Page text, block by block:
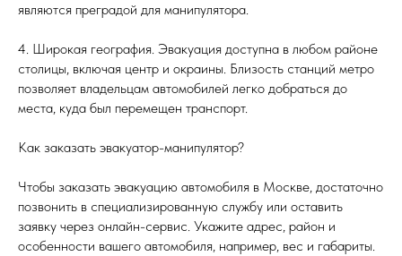
являются преградой для манипулятора.
4. Широкая география. Эвакуация доступна в любом районе
столицы, включая центр и окраины. Близость станций метро
позволяет владельцам автомобилей легко добраться до
места, куда был перемещен транспорт.
Как заказать эвакуатор-манипулятор?
Чтобы заказать эвакуацию автомобиля в Москве, достаточно
позвонить в специализированную службу или оставить
заявку через онлайн-сервис. Укажите адрес, район и
особенности вашего автомобиля, например, вес и габариты.